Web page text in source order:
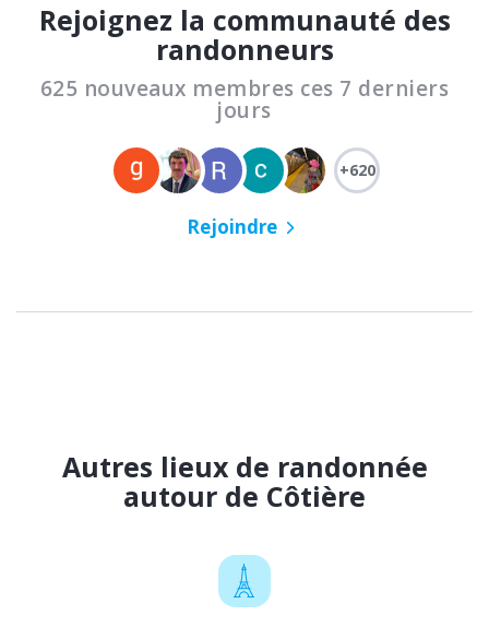
Rejoignez la communauté des
randonneurs
625 nouveaux membres ces 7 derniers
jours
+620
Rejoindre
Autres lieux de randonnée
autour de Côtière